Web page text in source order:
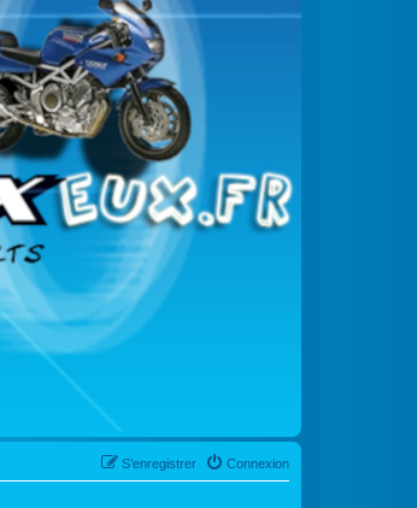
Connexion
S’enregistrer